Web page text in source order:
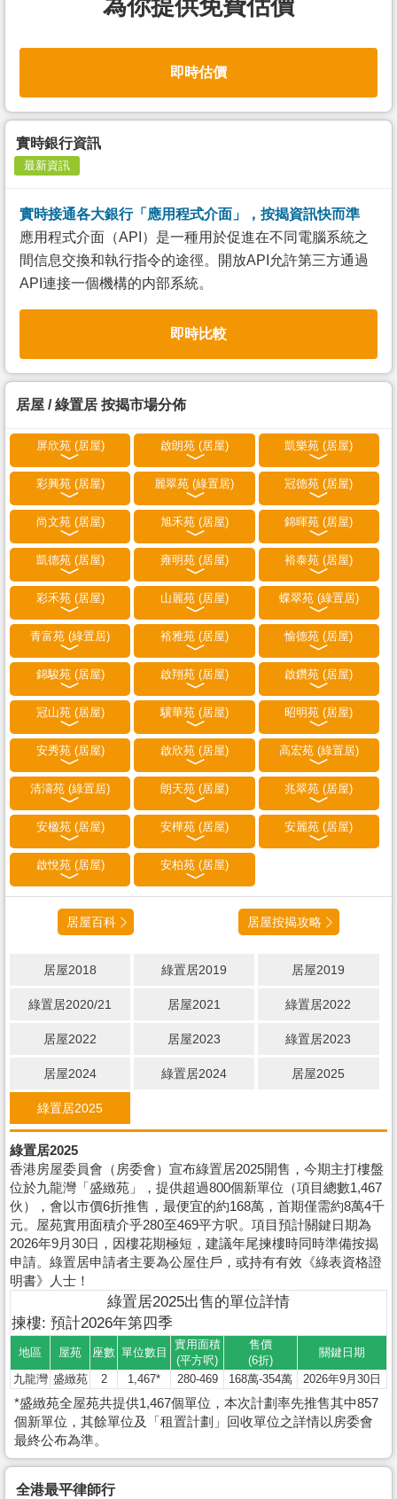
為你提供免費估價
即時估價
實時銀行資訊
最新資訊
實時接通各大銀行「應用程式介面」，按揭資訊快而準
應用程式介面（API）是一種用於促進在不同電腦系統之
間信息交換和執行指令的途徑。開放API允許第三方通過
API連接一個機構的内部系統。
即時比較
居屋 / 綠置居 按揭市場分佈
屏欣苑 (居屋) 啟朗苑 (居屋) 凱樂苑 (居屋)
彩興苑 (居屋) 麗翠苑 (綠置居) 冠德苑 (居屋)
尚文苑 (居屋) 旭禾苑 (居屋) 錦暉苑 (居屋)
凱德苑 (居屋) 雍明苑 (居屋) 裕泰苑 (居屋)
彩禾苑 (居屋) 山麗苑 (居屋) 蝶翠苑 (綠置居)
青富苑 (綠置居) 裕雅苑 (居屋) 愉德苑 (居屋)
錦駿苑 (居屋) 啟翔苑 (居屋) 啟鑽苑 (居屋)
冠山苑 (居屋) 驥華苑 (居屋) 昭明苑 (居屋)
安秀苑 (居屋) 啟欣苑 (居屋) 高宏苑 (綠置居)
清濤苑 (綠置居) 朗天苑 (居屋) 兆翠苑 (居屋)
安楹苑 (居屋) 安樺苑 (居屋) 安麗苑 (居屋)
啟悅苑 (居屋) 安柏苑 (居屋)
居屋百科 居屋按揭攻略
居屋2018 綠置居2019 居屋2019
綠置居2020/21 居屋2021 綠置居2022
居屋2022 居屋2023 綠置居2023
居屋2024 綠置居2024 居屋2025
綠置居2025
綠置居2025
香港房屋委員會（房委會）宣布綠置居2025開售，今期主打樓盤
位於九龍灣「盛緻苑」，提供超過800個新單位（項目總數1,467
伙），會以市價6折推售，最便宜的約168萬，首期僅需約8萬4千
元。屋苑實用面積介乎280至469平方呎。項目預計關鍵日期為
2026年9月30日，因樓花期極短，建議年尾揀樓時同時準備按揭
申請。綠置居申請者主要為公屋住戶，或持有有效《綠表資格證
明書》人士！
綠置居2025出售的單位詳情
揀樓: 預計2026年第四季
地區 屋苑 座數 單位數目
實用面積
(平方呎)
售價
(6折)
關鍵日期
九龍灣 盛緻苑 2 1,467* 280-469 168萬-354萬 2026年9月30日
*盛緻苑全屋苑共提供1,467個單位，本次計劃率先推售其中857
個新單位，其餘單位及「租置計劃」回收單位之詳情以房委會
最終公布為準。
全港最平律師行